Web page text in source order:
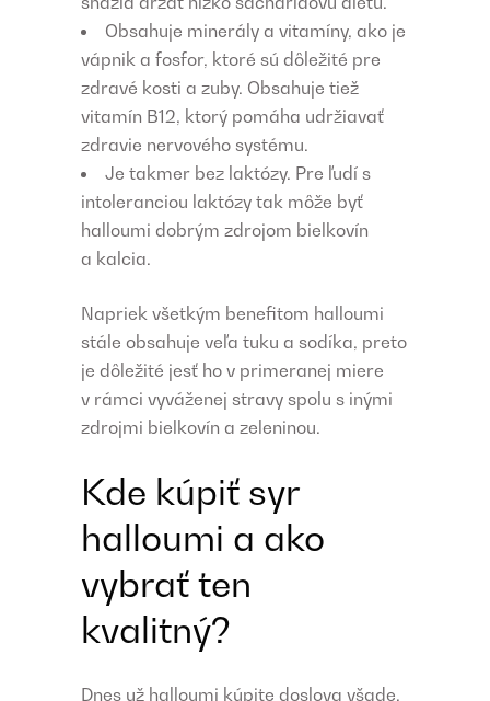
Obsahuje minerály a vitamíny, ako je
vápnik a fosfor, ktoré sú dôležité pre
zdravé kosti a zuby. Obsahuje tiež
vitamín B12, ktorý pomáha udržiavať
zdravie nervového systému.
Je takmer bez laktózy. Pre ľudí s
intoleranciou laktózy tak môže byť
halloumi dobrým zdrojom bielkovín
a kalcia.
Napriek všetkým benefitom halloumi
stále obsahuje veľa tuku a sodíka, preto
je dôležité jesť ho v primeranej miere
v rámci vyváženej stravy spolu s inými
zdrojmi bielkovín a zeleninou.
Kde kúpiť syr
halloumi a ako
vybrať ten
kvalitný?
Dnes už halloumi kúpite doslova všade.